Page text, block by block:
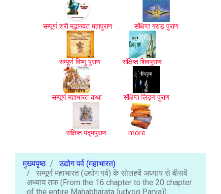
सम्पूर्ण श्री मद्भागवत महापुराण संक्षिप्त गरुड़ पुराण
सम्पूर्ण विष्णु पुराण संक्षिप्त शिवपुराण
सम्पूर्ण महाभारत कथा संक्षिप्त लिङ्ग पुराण
संक्षिप्त पद्मपुराण more .....
मुख्यपृष्ठ
उद्योग पर्व (महाभारत)
सम्पूर्ण महाभारत (उद्योग पर्व) के सोलहवें अध्याय से बीसवें
अध्याय तक (From the 16 chapter to the 20 chapter
of the entire Mahabharata (udyog Parva))